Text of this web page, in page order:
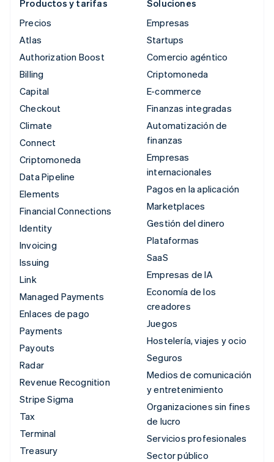
Productos y tarifas
Precios
Atlas
Authorization Boost
Billing
Capital
Checkout
Climate
Connect
Criptomoneda
Data Pipeline
Elements
Financial Connections
Identity
Invoicing
Issuing
Link
Managed Payments
Enlaces de pago
Payments
Payouts
Radar
Revenue Recognition
Stripe Sigma
Tax
Terminal
Treasury
Soluciones
Empresas
Startups
Comercio agéntico
Criptomoneda
E-commerce
Finanzas integradas
Automatización de
finanzas
Empresas
internacionales
Pagos en la aplicación
Marketplaces
Gestión del dinero
Plataformas
SaaS
Empresas de IA
Economía de los
creadores
Juegos
Hostelería, viajes y ocio
Seguros
Medios de comunicación
y entretenimiento
Organizaciones sin fines
de lucro
Servicios profesionales
Sector público